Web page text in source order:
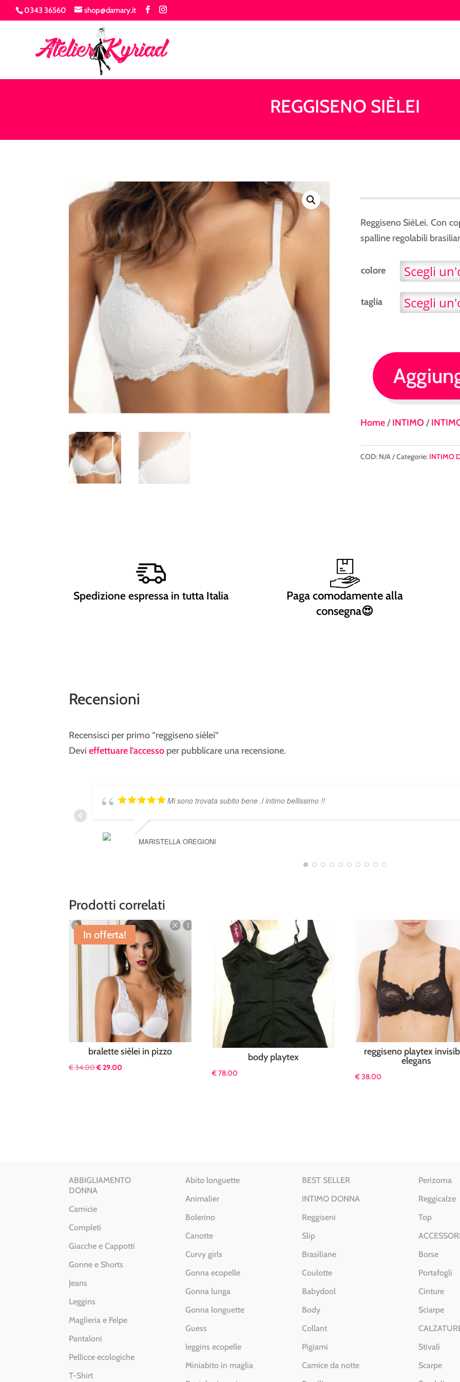
0343 36560 shop@damary.it
REGGISENO SIÈLEI
Reggiseno SièLei. Con
spalline regolabili
colore
taglia
reggiseno
Home/INTIMO /
COD: N/A Categorie: INTIMO
Spedizione espressa in tutta Italia
Paga comodamente alla
consegna😍
Recensioni
Recensisci per primo “reggiseno sièlei”
Devieffettuare l’accesso per pubblicare una recensione.
Mi sono trovata subito bene .l intimo bellissimo !!
MARISTELLA OREGIONI
Prodotti correlati
In offerta!
bralette sièlei in pizzo
€34.00Il
€29.00
body playtex
€78.00
reggiseno playtex
elegans
€38.00
ABBIGLIAMENTO
DONNA
Camicie
Completi
Giacche e Cappotti
Gonne e Shorts
Jeans
Leggins
Maglieria e Felpe
Pantaloni
Pellicce ecologiche
T-Shirt
Abito longuette
Animalier
Bolerino
Canotte
Curvy girls
Gonna ecopelle
Gonna lunga
Gonna longuette
Guess
leggins ecopelle
Miniabito in maglia
BEST SELLER
INTIMO DONNA
Reggiseni
Slip
Brasiliane
Coulotte
Babydool
Body
Collant
Pigiami
Camice da notte
Perizoma
Reggicalze
Top
ACCESSORI
Borse
Portafogli
Cinture
Sciarpe
Stivali
Scarpe